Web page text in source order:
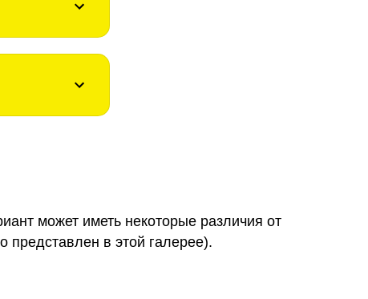
может иметь некоторые различия от
представлен в этой галерее).